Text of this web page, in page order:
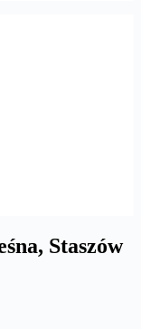
Staszów